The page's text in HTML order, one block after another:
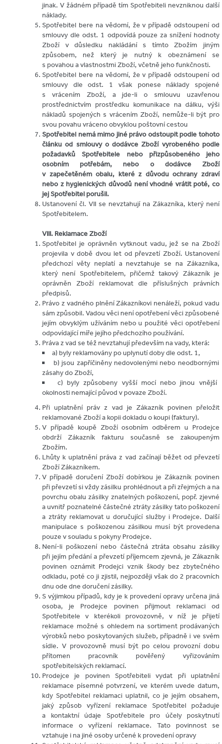
jinak. V žádném případě tím Spotřebiteli nevzniknou další
náklady.
Spotřebitel bere na vědomí, že v případě odstoupení od
smlouvy dle odst. 1 odpovídá pouze za snížení hodnoty
Zboží v důsledku nakládání s tímto Zbožím jiným
způsobem, než který je nutný k obeznámení se
s povahou a vlastnostmi Zboží, včetně jeho funkčnosti.
Spotřebitel bere na vědomí, že v případě odstoupení od
smlouvy dle odst. 1 však ponese náklady spojené
s vrácením Zboží, a jde-li o smlouvu uzavřenou
prostřednictvím prostředku komunikace na dálku, výši
nákladů spojených s vrácením Zboží, nemůže-li být pro
svou povahu vráceno obvyklou poštovní cestou
Spotřebitel nemá mimo jiné právo odstoupit podle tohoto
článku od smlouvy o dodávce Zboží vyrobeného podle
požadavků Spotřebitele nebo přizpůsobeného jeho
osobním potřebám, nebo o dodávce Zboží
v zapečetěném obalu, které z důvodu ochrany zdraví
nebo z hygienických důvodů není vhodné vrátit poté, co
jej Spotřebitel porušil.
Ustanovení čl. VII se nevztahují na Zákazníka, který není
Spotřebitelem.
VIII. Reklamace Zboží
Spotřebitel je oprávněn vytknout vadu, jež se na Zboží
projevila v době dvou let od převzetí Zboží. Ustanovení
předchozí věty neplatí a nevztahuje se na Zákazníka,
který není Spotřebitelem, přičemž takový Zákazník je
oprávněn Zboží reklamovat dle příslušných právních
předpisů.
Právo z vadného plnění Zákazníkovi nenáleží, pokud vadu
sám způsobil. Vadou věci není opotřebení věci způsobené
jejím obvyklým užíváním nebo u použité věci opotřebení
odpovídající míře jejího předchozího používání.
Práva z vad se též nevztahují především na vady, která:
a) byly reklamovány po uplynutí doby dle odst. 1,
b) jsou zapříčiněny nedovolenými nebo neodbornými
zásahy do Zboží,
c) byly způsobeny vyšší mocí nebo jinou vnější
okolnosti nemající původ v povaze Zboží.
Při uplatnění práv z vad je Zákazník povinen přeložit
reklamované Zboží a kopii dokladu o koupi (faktury).
V případě koupě Zboží osobním odběrem u Prodejce
obdrží Zákazník fakturu současně se zakoupeným
Zbožím.
Lhůty k uplatnění práva z vad začínají běžet od převzetí
Zboží Zákazníkem.
V případě doručení Zboží dobírkou je Zákazník povinen
při převzetí si vždy zásilku prohlédnout a při zřejmých a na
povrchu obalu zásilky znatelných poškození, popř. zjevné
a uvnitř poznatelné částečné ztráty zásilky tato poškození
a ztráty reklamovat u doručující služby i Prodejce. Další
manipulace s poškozenou zásilkou musí být provedena
pouze v souladu s pokyny Prodejce.
Není-li poškození nebo částečná ztráta obsahu zásilky
při jejím předání a převzetí příjemcem zjevná, je Zákazník
povinen oznámit Prodejci vznik škody bez zbytečného
odkladu, poté co ji zjistil, nejpozději však do 2 pracovních
dnu ode dne doručení zásilky.
S výjimkou případů, kdy je k provedení opravy určena jiná
osoba, je Prodejce povinen přijmout reklamaci od
Spotřebitele v kterékoli provozovně, v níž je přijetí
reklamace možné s ohledem na sortiment prodávaných
výrobků nebo poskytovaných služeb, případně i ve svém
sídle. V provozovně musí být po celou provozní dobu
přítomen pracovník pověřený vyřizováním
spotřebitelských reklamací.
Prodejce je povinen Spotřebiteli vydat při uplatnění
reklamace písemné potvrzení, ve kterém uvede datum,
kdy Spotřebitel reklamaci uplatnil, co je jejím obsahem,
jaký způsob vyřízení reklamace Spotřebitel požaduje
a kontaktní údaje Spotřebitele pro účely poskytnutí
informace o vyřízení reklamace. Tato povinnost se
vztahuje i na jiné osoby určené k provedení opravy